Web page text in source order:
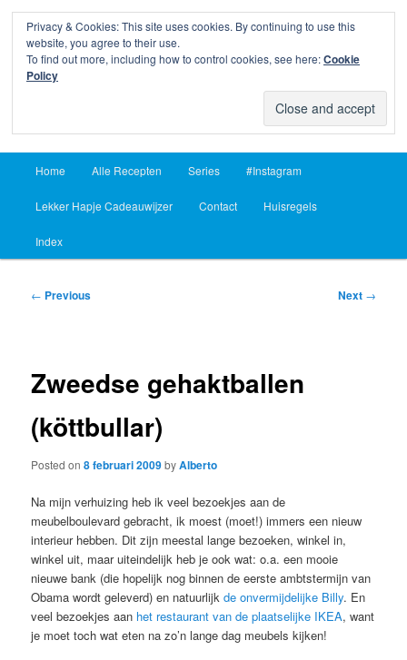
Lekker Hapje
Skip
to
primary
content
Skip
to
secondary
content
Home Alle Recepten Series #Instagram
Lekker Hapje Cadeauwijzer Contact Huisregels
Index
Post
← Previous Next →
Zweedse gehaktballen
(köttbullar)
Posted on8 februari 2009byAlberto
Na mijn verhuizing heb ik veel bezoekjes aan de
meubelboulevard gebracht, ik moest (moet!) immers een nieuw
interieur hebben. Dit zijn meestal lange bezoeken, winkel in,
winkel uit, maar uiteindelijk heb je ook wat: o.a. een mooie
nieuwe bank (die hopelijk nog binnen de eerste ambtstermijn van
Obama wordt geleverd) en natuurlijkde onvermijdelijke Billy. En
veel bezoekjes aan het restaurant van de plaatselijke IKEA, want
je moet toch wat eten na zo’n lange dag meubels kijken!
Privacy & Cookies: This site uses cookies. By continuing to use this
website, you agree to their use.
To find out more, including how to control cookies, see here:Cookie
Policy